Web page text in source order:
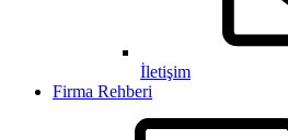
İletişim
Firma Rehberi